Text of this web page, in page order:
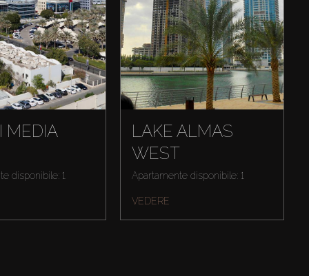
MEDIA
disponibile: 1
LAKE ALMAS
WEST
Apartamente disponibile: 1
VEDERE